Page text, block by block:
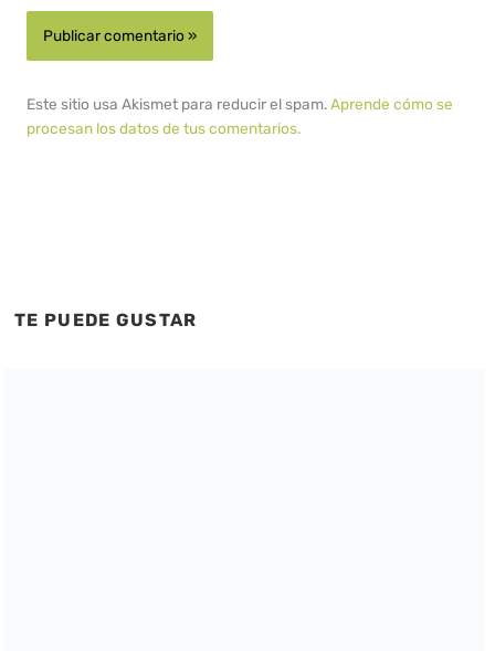
Este sitio usa Akismet para reducir el spam.Aprende cómo se
procesan los datos de tus comentarios.
TE PUEDE GUSTAR